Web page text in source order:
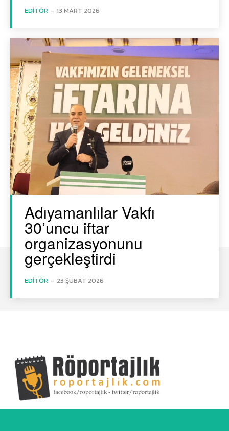
EDITÖR - 13 MART 2026
Adıyamanlılar Vakfı
30’uncu iftar
organizasyonunu
gerçekleştirdi
EDITÖR - 23 ŞUBAT 2026